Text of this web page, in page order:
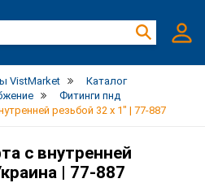
VistMarket
Каталог
Фитинги пнд
резьбой 32 х 1" | 77-887
с внутренней
| 77-887